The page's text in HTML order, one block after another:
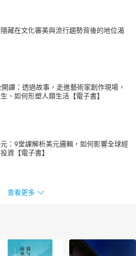
藏在文化審美與流行趨勢背後的地位渴
課：透過故事，走進藝術家創作現場，
、如何形塑人類生活【電子書】
：9堂課解析美元邏輯，如何影響全球經
資【電子書】
查看更多